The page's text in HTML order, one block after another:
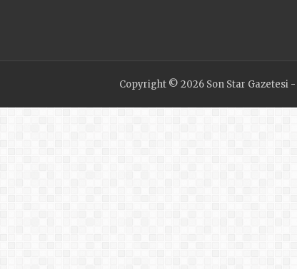
Copyright © 2026 Son Star Gazetesi -